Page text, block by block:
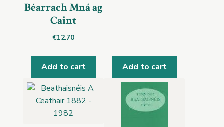
Béarrach Mná ag
Caint
€12.70
Add to cart Add to cart